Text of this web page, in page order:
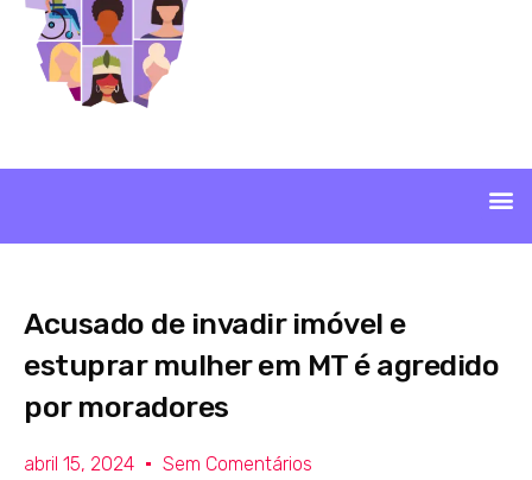
Acusado de invadir imóvel e
estuprar mulher em MT é agredido
por moradores
abril 15, 2024 Sem Comentários